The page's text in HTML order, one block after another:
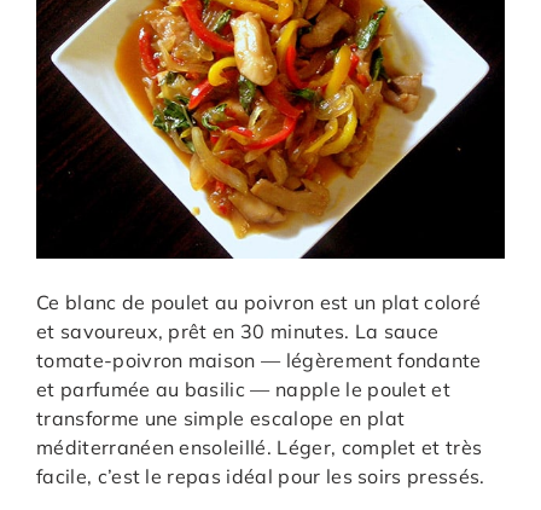
Ce blanc de poulet au poivron est un plat coloré
et savoureux, prêt en 30 minutes. La sauce
tomate-poivron maison — légèrement fondante
et parfumée au basilic — napple le poulet et
transforme une simple escalope en plat
méditerranéen ensoleillé. Léger, complet et très
facile, c’est le repas idéal pour les soirs pressés.